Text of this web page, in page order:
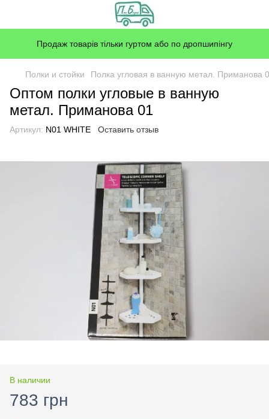
Продаж товарів тільки гуртом або по дропшипінгу
Полки и стойки Полка угловая в ванную метал. Приманова
Оптом полки угловые в ванную
метал. Приманова 01
Артикул: N01 WHITE Оставить отзыв
В наличии
783 грн